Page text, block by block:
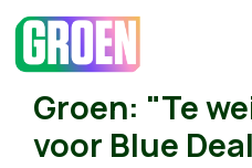
Groen: "Te
voor Blue